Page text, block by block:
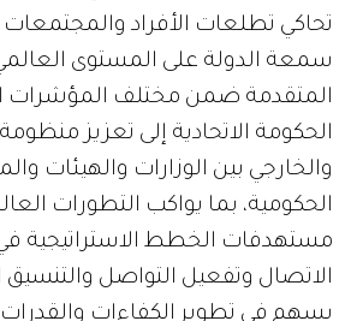
تحاكي تطلعات الأفراد والمجتمعات
سمعة الدولة على المستوى
المتقدمة ضمن مختلف المؤشرات
الحكومة الاتحادية إلى تعزيز
والخارجي بين الوزارات والهيئات
الحكومية، بما يواكب التطورات
مستهدفات الخطط الاستراتيجية
الاتصال وتفعيل التواصل
يسهم في تطوير الكفاءات